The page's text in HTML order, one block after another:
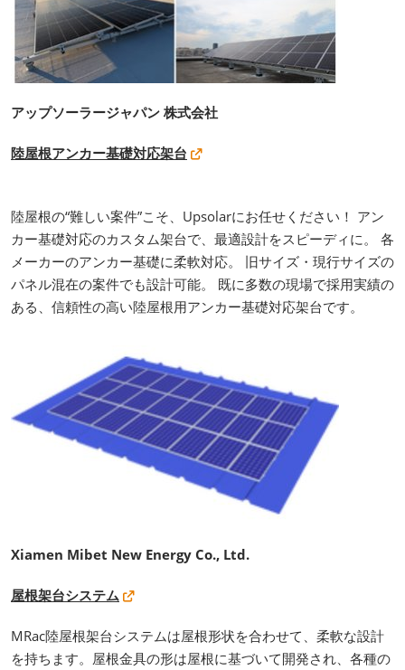
アップソーラージャパン 株式会社
陸屋根アンカー基礎対応架台
陸屋根の“難しい案件”こそ、Upsolarにお任せください！ アン
カー基礎対応のカスタム架台で、最適設計をスピーディに。 各
メーカーのアンカー基礎に柔軟対応。 旧サイズ・現行サイズの
パネル混在の案件でも設計可能。 既に多数の現場で採用実績の
ある、信頼性の高い陸屋根用アンカー基礎対応架台です。
Xiamen Mibet New Energy Co., Ltd.
屋根架台システム
MRac陸屋根架台システムは屋根形状を合わせて、柔軟な設計
を持ちます。屋根金具の形は屋根に基づいて開発され、各種の